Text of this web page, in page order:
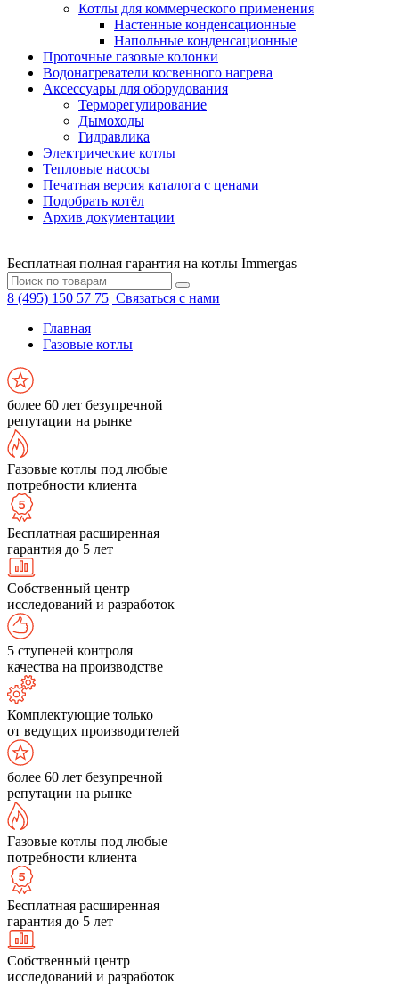
Котлы для коммерческого применения
Настенные конденсационные
Напольные конденсационные
Проточные газовые колонки
Водонагреватели косвенного нагрева
Аксессуары для оборудования
Терморегулирование
Дымоходы
Гидравлика
Электрические котлы
Тепловые насосы
Печатная версия каталога с ценами
Подобрать котёл
Архив документации
Бесплатная полная гарантия на котлы Immergas
8 (495) 150 57 75 Связаться с нами
Главная
Газовые котлы
более 60 лет безупречной
репутации на рынке
Газовые котлы под любые
потребности клиента
Бесплатная расширенная
гарантия до 5 лет
Собственный центр
исследований и разработок
5 ступеней контроля
качества на производстве
Комплектующие только
от ведущих производителей
более 60 лет безупречной
репутации на рынке
Газовые котлы под любые
потребности клиента
Бесплатная расширенная
гарантия до 5 лет
Собственный центр
исследований и разработок